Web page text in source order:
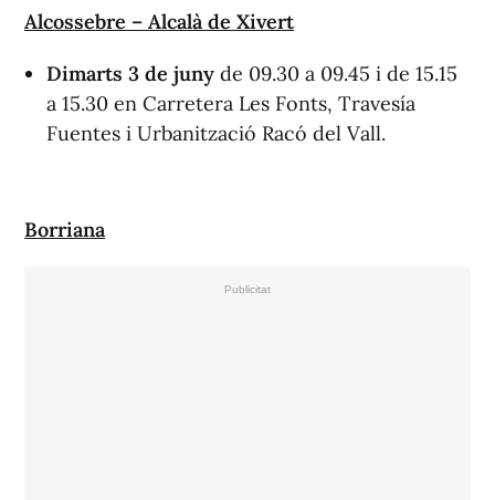
Alcossebre – Alcalà de Xivert
Dimarts 3 de juny de 09.30 a 09.45 i de 15.15
a 15.30 en Carretera Les Fonts, Travesía
Fuentes i Urbanització Racó del Vall.
Borriana